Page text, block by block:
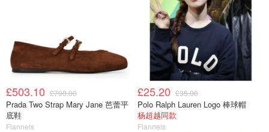
£503.10 £790.00
Prada Two Strap Mary Jane 芭蕾平
底鞋
Flannels
£25.20 £35.00
Polo Ralph Lauren Logo 棒球帽
杨超越同款
Flannels